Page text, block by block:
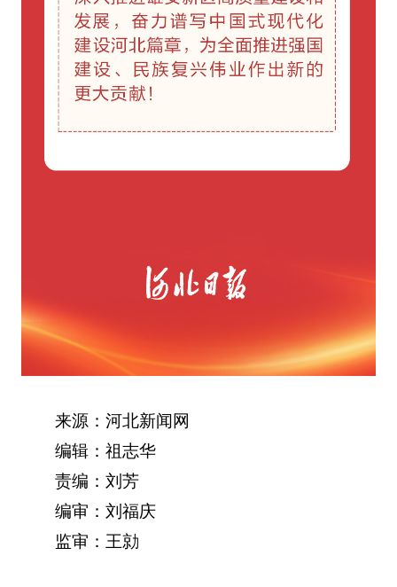
来源：河北新闻网
编辑：祖志华
责编：刘芳
编审：刘福庆
监审：王勍